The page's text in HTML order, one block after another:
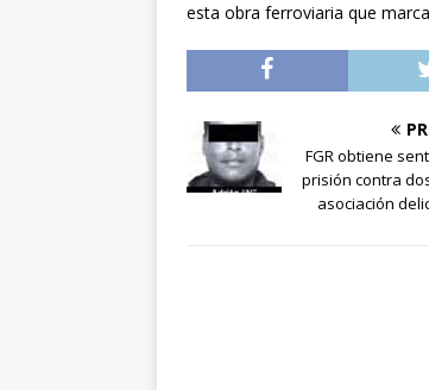
esta obra ferroviaria que
FGR obtiene
prisión contra
asociación